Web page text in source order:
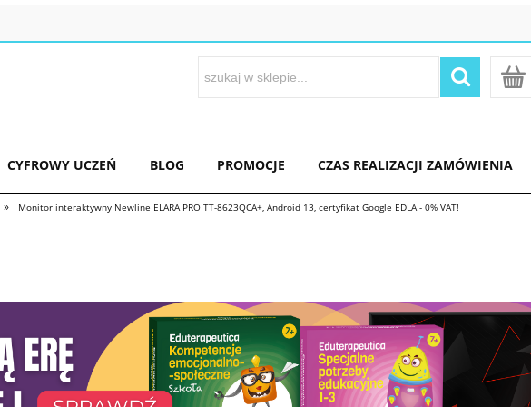
CYFROWY UCZEŃ BLOG PROMOCJE CZAS REALIZACJI ZAMÓWIENIA
» Monitor interaktywny Newline ELARA PRO TT-8623QCA+, Android 13, certyfikat Google EDLA - 0% VAT!